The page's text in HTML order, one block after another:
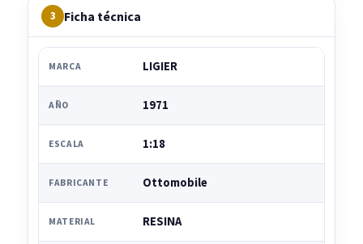
3 Ficha técnica
MARCA LIGIER
AÑO 1971
ESCALA 1:18
FABRICANTE Ottomobile
MATERIAL RESINA